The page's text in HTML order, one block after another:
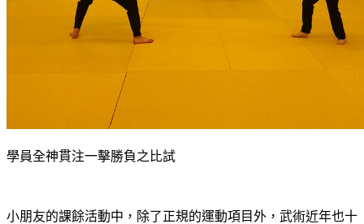
學員全神貫注一擊勝負之比試
小朋友的課餘活動中，除了正規的運動項目外，武術近年也十